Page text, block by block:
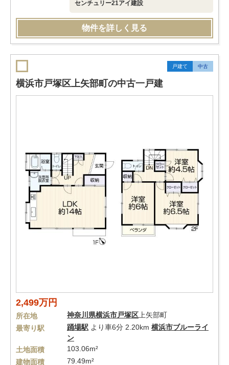
センチュリー21アイ建設
物件を詳しく見る
戸建て 中古
横浜市戸塚区上矢部町の中古一戸建
2,499万円
所在地 神奈川県横浜市戸塚区 上矢部町
最寄り駅
踊場駅 より車6分 2.20km 横浜市ブルーライ
ン
土地面積
103.06m²
建物面積
79.49m²